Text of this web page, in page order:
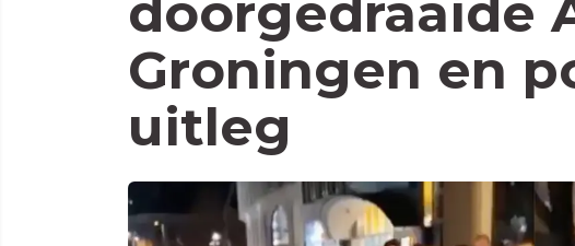
doorgedraaide
Groningen en
uitleg